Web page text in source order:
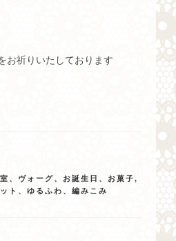
お祈りいたしております
、ヴォーグ、お誕生日、お菓子,
ト、ゆるふわ、編みこみ